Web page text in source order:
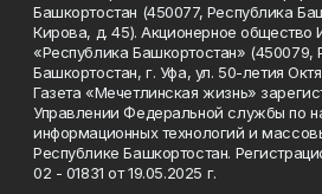
Башкортостан (450077, Республика
Кирова, д. 45). Акционерное общество
«Республика Башкортостан» (450079,
Башкортостан, г. Уфа, ул. 50-летия
Газета «Мечетлинская жизнь»
Управлении Федеральной службы по
информационных технологий и
Республике Башкортостан.
02 - 01831 от 19.05.2025 г.